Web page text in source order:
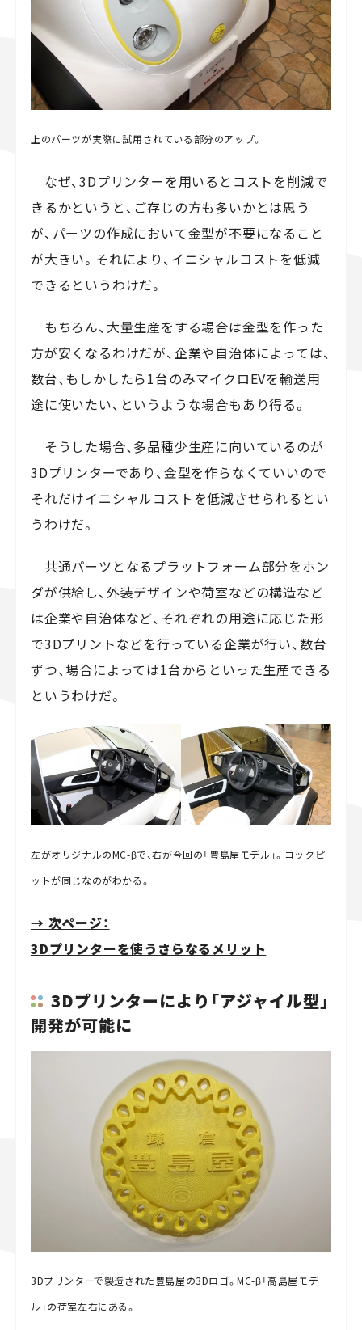
上のパーツが実際に試用されている部分のアップ。
なぜ、3Dプリンターを用いるとコストを削減で
きるかというと、ご存じの方も多いかとは思う
が、パーツの作成において金型が不要になること
が大きい。それにより、イニシャルコストを低減
できるというわけだ。
もちろん、大量生産をする場合は金型を作った
方が安くなるわけだが、企業や自治体によっては、
数台、もしかしたら1台のみマイクロEVを輸送用
途に使いたい、というような場合もあり得る。
そうした場合、多品種少生産に向いているのが
3Dプリンターであり、金型を作らなくていいので
それだけイニシャルコストを低減させられるとい
うわけだ。
共通パーツとなるプラットフォーム部分をホン
ダが供給し、外装デザインや荷室などの構造など
は企業や自治体など、それぞれの用途に応じた形
で3Dプリントなどを行っている企業が行い、数台
ずつ、場合によっては1台からといった生産できる
というわけだ。
左がオリジナルのMC-βで、右が今回の「豊島屋モデル」。コックピ
ットが同じなのがわかる。
→ 次ページ：
3Dプリンターを使うさらなるメリット
3Dプリンターにより「アジャイル型」
開発が可能に
3Dプリンターで製造された豊島屋の3Dロゴ。MC-β「高島屋モデ
ル」の荷室左右にある。